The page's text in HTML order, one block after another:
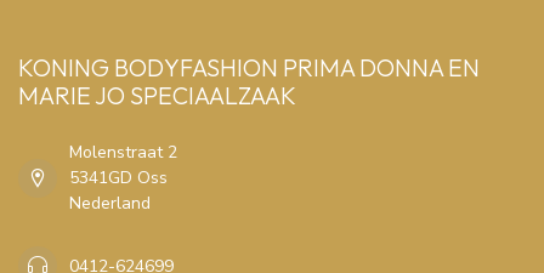
KONING BODYFASHION PRIMA DONNA EN
MARIE JO SPECIAALZAAK
Molenstraat 2
5341GD Oss
Nederland
0412-624699